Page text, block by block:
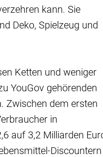
kann. Sie
Deko, Spielzeug und
Ketten und weniger
YouGov gehörenden
Zwischen dem ersten
in
auf 3,2 Milliarden
Discountern